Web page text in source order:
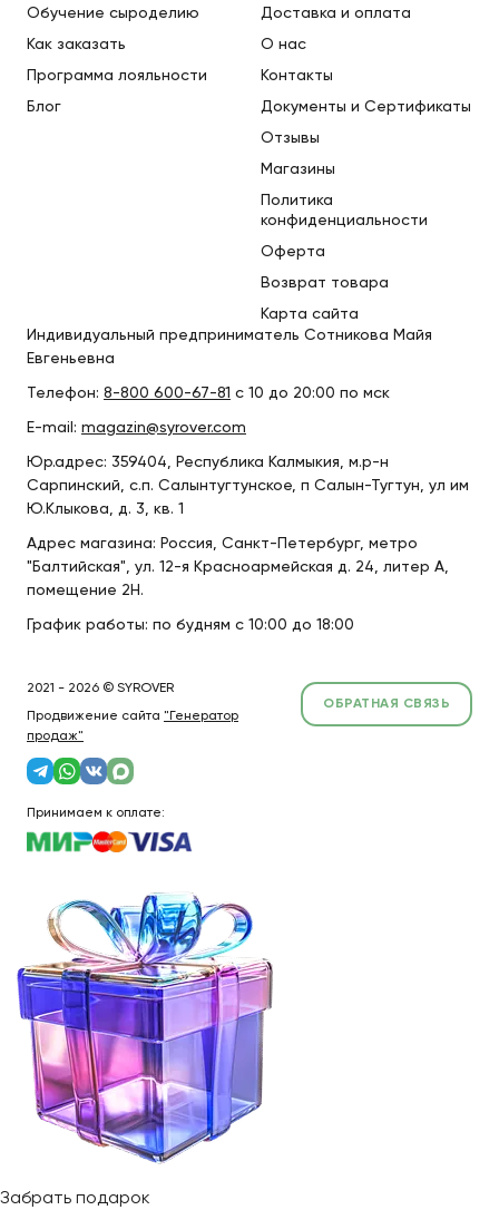
Обучение сыроделию
Как заказать
Программа лояльности
Блог
Доставка и оплата
О нас
Контакты
Документы и Сертификаты
Отзывы
Магазины
Политика
конфиденциальности
Оферта
Возврат товара
Карта сайта
Индивидуальный предприниматель Сотникова Майя
Евгеньевна
Телефон: 8-800 600-67-81 с 10 до 20:00 по мск
E-mail: magazin@syrover.com
Юр.адрес: 359404, Республика Калмыкия, м.р-н
Сарпинский, с.п. Салынтугтунское, п Салын-Тугтун, ул им
Ю.Клыкова, д. 3, кв. 1
Адрес магазина: Россия, Санкт-Петербург, метро
"Балтийская", ул. 12-я Красноармейская д. 24, литер А,
помещение 2Н.
График работы: по будням с 10:00 до 18:00
2021 - 2026 © SYROVER
Продвижение сайта "Генератор
продаж"
ОБРАТНАЯ СВЯЗЬ
Принимаем к оплате:
Забрать подарок